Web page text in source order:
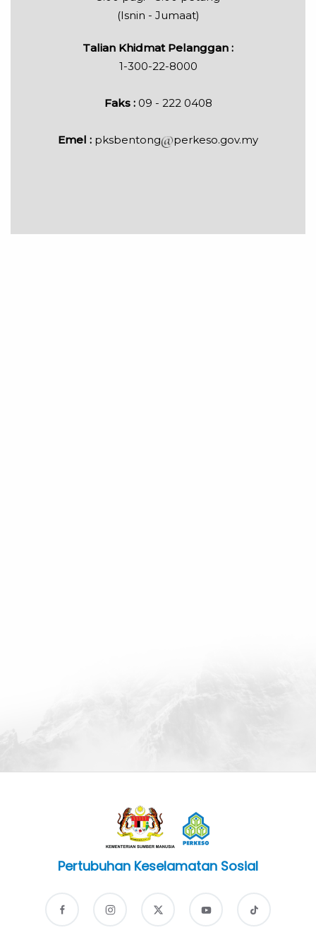
(Isnin - Jumaat)
Talian Khidmat Pelanggan :
1-300-22-8000
Faks : 09 - 222 0408
Emel : pksbentong perkeso.gov.my
Pertubuhan Keselamatan Sosial